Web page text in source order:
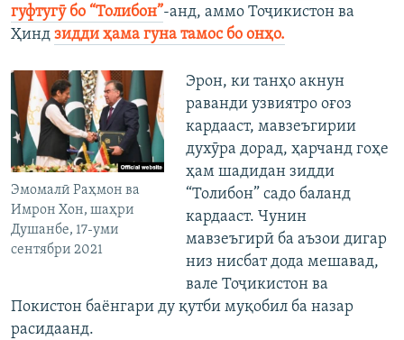
гуфтугӯ бо “Толибон”-анд, аммо Тоҷикистон ва
Ҳинд зидди ҳама гуна тамос бо онҳо.
Эмомалӣ Раҳмон ва
Имрон Хон, шаҳри
Душанбе, 17-уми
сентябри 2021
Эрон, ки танҳо акнун
раванди узвиятро оғоз
кардааст, мавзеъгирии
духӯра дорад, ҳарчанд гоҳе
ҳам шадидан зидди
“Толибон” садо баланд
кардааст. Чунин
мавзеъгирӣ ба аъзои дигар
низ нисбат дода мешавад,
вале Тоҷикистон ва
Покистон баёнгари ду қутби муқобил ба назар
расидаанд.